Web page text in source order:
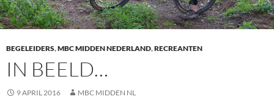
BEGELEIDERS,MBC MIDDEN NEDERLAND,RECREANTEN
IN BEELD…
9 APRIL 2016 MBC MIDDEN NL